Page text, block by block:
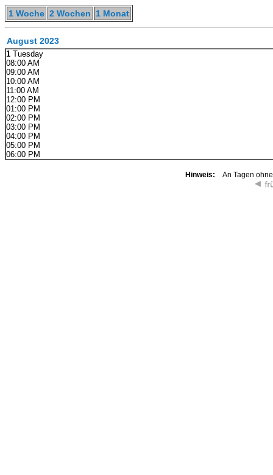
1 Woche 2 Wochen 1 Monat
August 2023
1 Tuesday
08:00 AM
09:00 AM
10:00 AM
11:00 AM
12:00 PM
01:00 PM
02:00 PM
03:00 PM
04:00 PM
05:00 PM
06:00 PM
Hinweis: An Tagen